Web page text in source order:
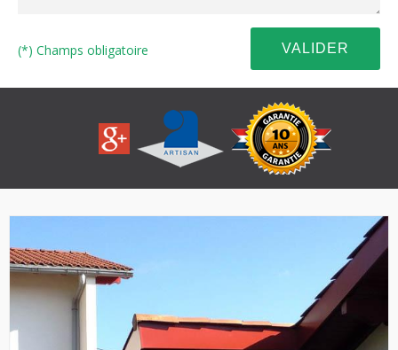
(*) Champs obligatoire